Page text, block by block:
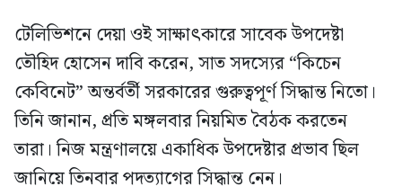
টেলিভিশনে দেয়া ওই সাক্ষাৎকারে সাবেক উপদেষ্টা
তৌহিদ হোসেন দাবি করেন, সাত সদস্যের “কিচেন
কেবিনেট” অন্তর্বর্তী সরকারের গুরুত্বপূর্ণ সিদ্ধান্ত নিতো।
তিনি জানান, প্রতি মঙ্গলবার নিয়মিত বৈঠক করতেন
তারা। নিজ মন্ত্রণালয়ে একাধিক উপদেষ্টার প্রভাব ছিল
জানিয়ে তিনবার পদত্যাগের সিদ্ধান্ত নেন।